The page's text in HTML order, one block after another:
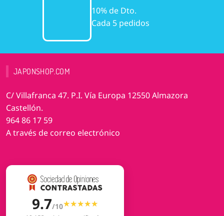
10% de Dto.
Cada 5 pedidos
JAPONSHOP.COM
C/ Villafranca 47. P.I. Vía Europa 12550 Almazora
Castellón.
964 86 17 59
A través de correo electrónico
9.7/10★★★★★
★★★★★